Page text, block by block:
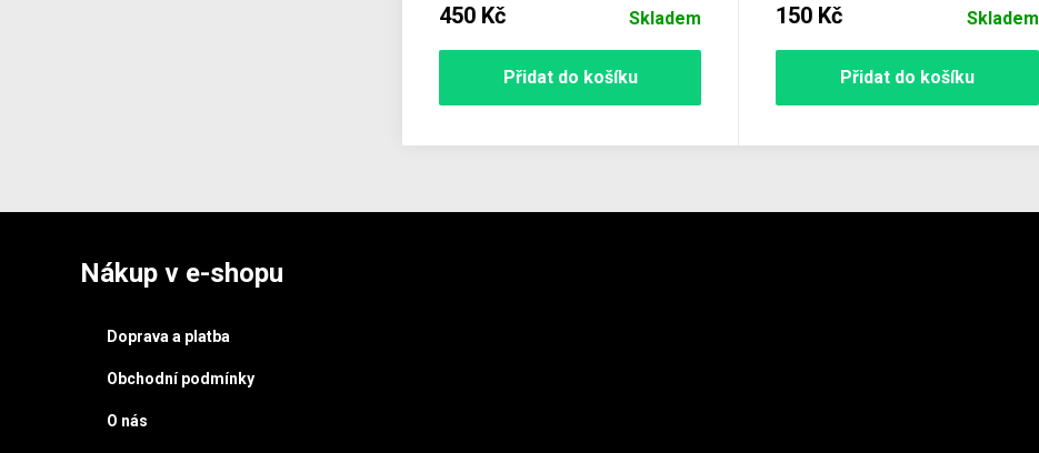
450 Kč Skladem
Přidat do košíku
150 Kč Skladem
Přidat do košíku
Nákup v e-shopu
Doprava a platba
Obchodní podmínky
O nás